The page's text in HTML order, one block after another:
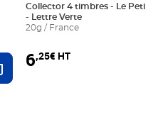
Ajouter au panier
Collector 4 timbres - Le Petit
- Lettre Verte
20g / France
6,25€ HT